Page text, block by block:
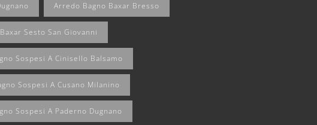
Arredo Bagno Baxar Bresso
Sesto San Giovanni
Sospesi A Cinisello Balsamo
Sospesi A Cusano Milanino
Sospesi A Paderno Dugnano